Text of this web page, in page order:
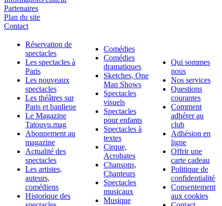
Partenaires
Plan du site
Contact
Réservation de
spectacles
Les spectacles à
Paris
Les nouveaux
spectacles
Les théâtres sur
Paris et banlieue
Le Magazine
Tatouvu.mag
Abonnement au
magazine
Actualité des
spectacles
Les artistes,
auteurs,
comédiens
Historique des
Comédies
Comédies
dramatiques
Sketches, One
Man Shows
Spectacles
visuels
Spectacles
pour enfants
Spectacles à
textes
Cirque,
Acrobates
Chansons,
Chanteurs
Spectacles
musicaux
Musique
Qui sommes
nous
Nos services
Questions
courantes
Comment
adhérer au
club
Adhésion en
ligne
Offrir une
carte cadeau
Politique de
confidentialité
Consentement
aux cookies